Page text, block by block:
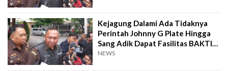
Kejagung Dalami Ada Tidaknya
Perintah Johnny G Plate Hingga
Sang Adik Dapat Fasilitas BAKTI
Kominfo
NEWS